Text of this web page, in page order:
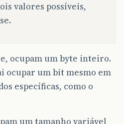
valores possíveis,
ocupam um byte inteiro.
ocupar um bit mesmo em
específicas, como o
um tamanho variável